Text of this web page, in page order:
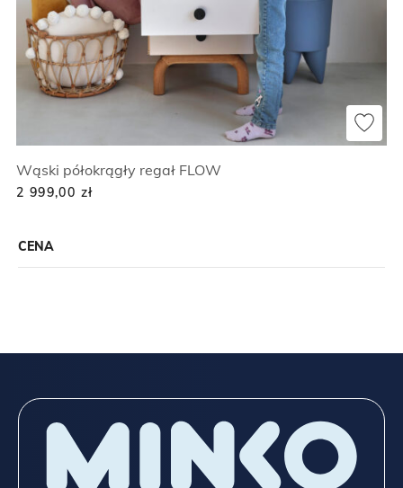
CENA
Wąski półokrągły regał FLOW
2 999,00 zł